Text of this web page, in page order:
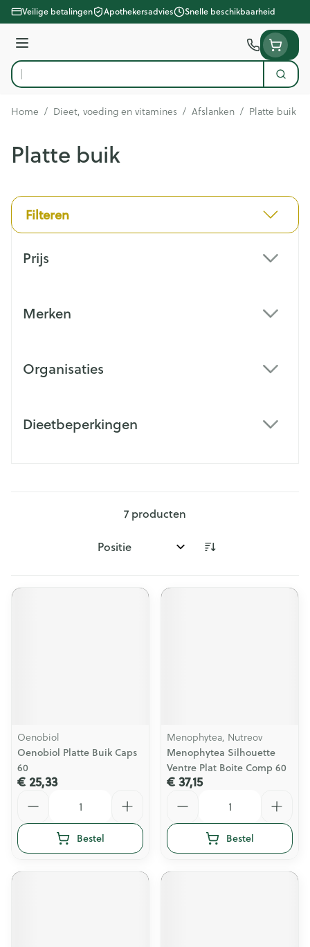
Ga naar de inhoud
Veilige betalingen Apothekersadvies Snelle beschikbaarheid
Menu
Product, merk, categorie... Zoek
Home / Dieet, voeding en vitamines / Afslanken / Platte buik
Platte buik
Filteren
Prijs
Merken
Organisaties
Dieetbeperkingen
7 producten
Sorteer op:
Oenobiol
Oenobiol Platte Buik Caps
60
€ 25,33
Bestel
Menophytea, Nutreov
Menophytea Silhouette
Ventre Plat Boite Comp 60
€ 37,15
Bestel